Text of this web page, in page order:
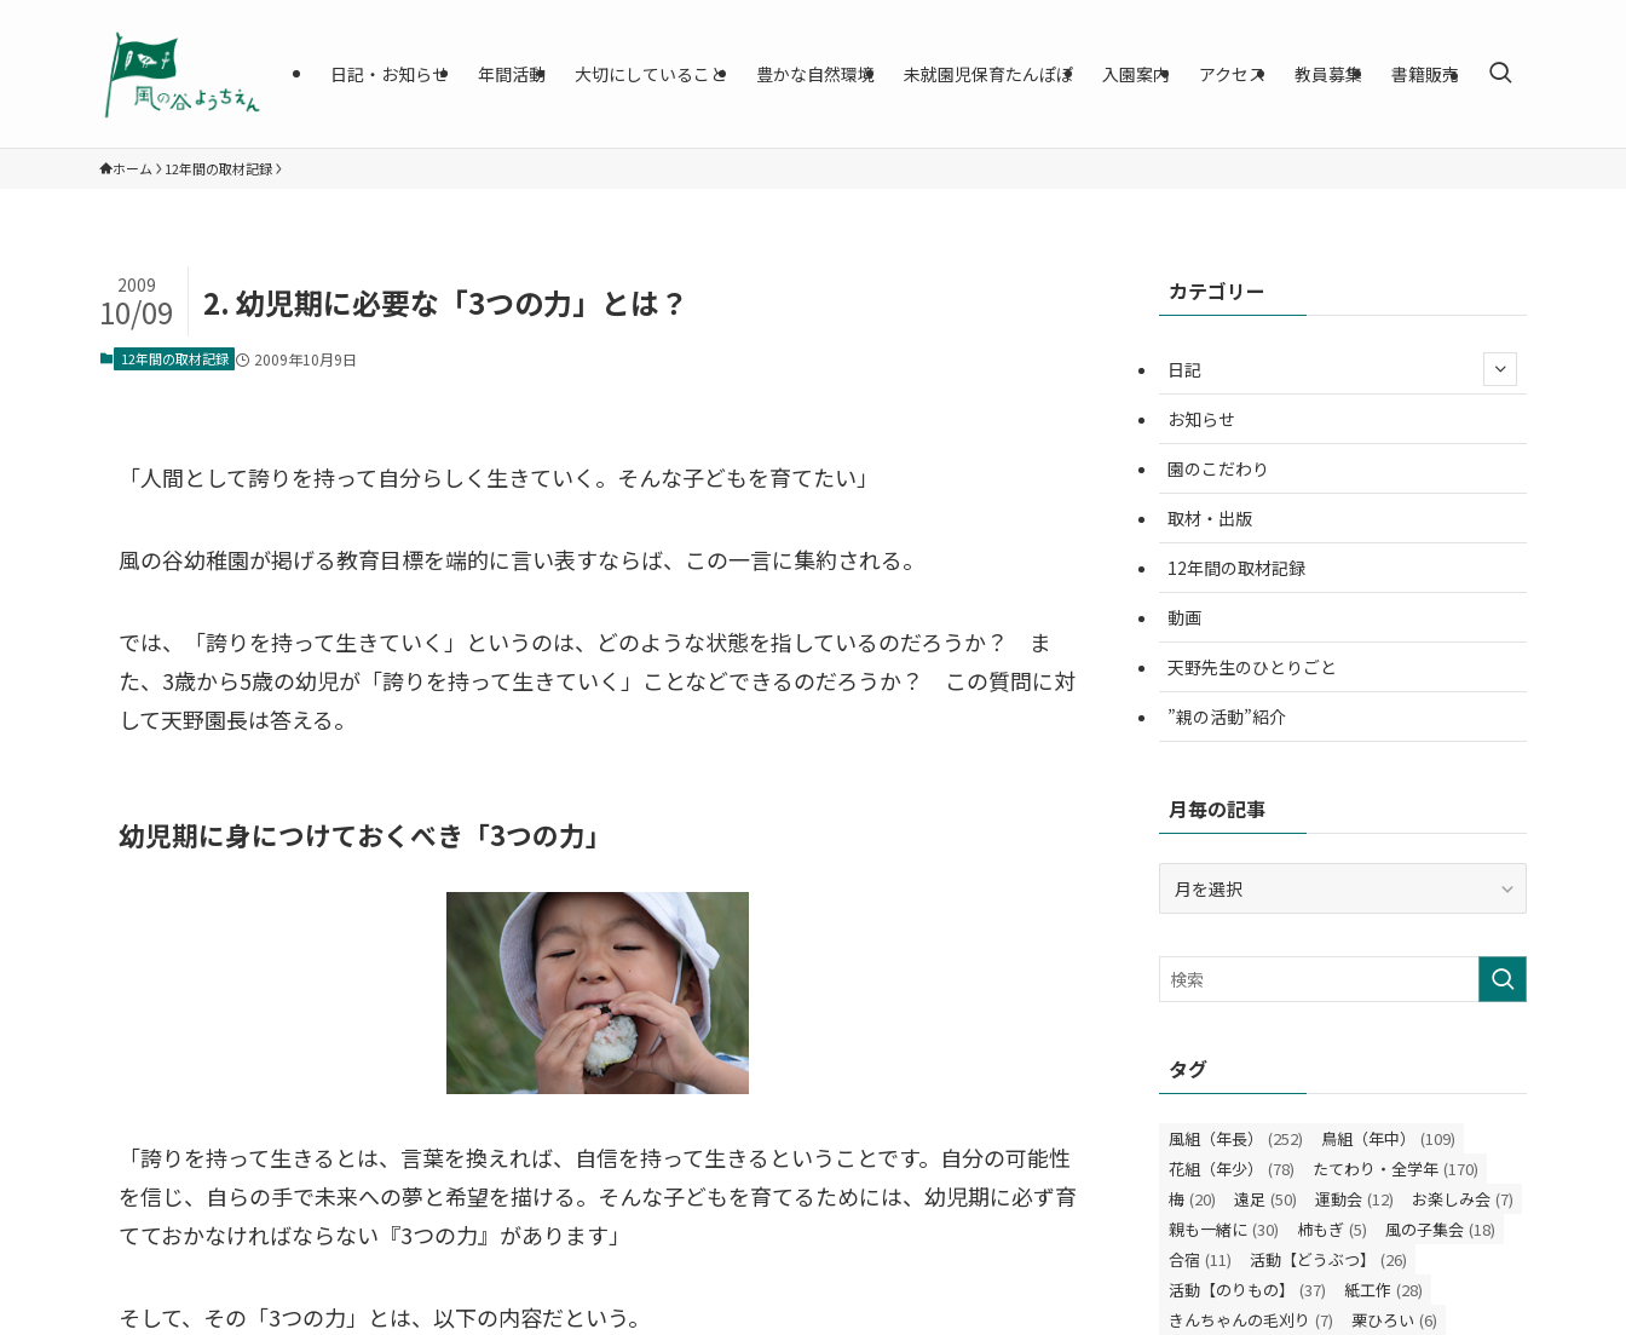
日記・お知らせ 年間活動 大切にしていること 豊かな自然環境 未就園児保育たんぽぽ 入園案内 アクセス 教員募集 書籍販売
ホーム 12年間の取材記録
2. 幼児期に必要な「3つの力」とは？
2009
10/09
12年間の取材記録 2009年10月9日
「人間として誇りを持って自分らしく生きていく。そんな子どもを育てたい」
風の谷幼稚園が掲げる教育目標を端的に言い表すならば、この一言に集約される。
では、「誇りを持って生きていく」というのは、どのような状態を指しているのだろうか？ ま
た、3歳から5歳の幼児が「誇りを持って生きていく」ことなどできるのだろうか？ この質問に対
して天野園長は答える。
幼児期に身につけておくべき「3つの力」
「誇りを持って生きるとは、言葉を換えれば、自信を持って生きるということです。自分の可能性
を信じ、自らの手で未来への夢と希望を描ける。そんな子どもを育てるためには、幼児期に必ず育
てておかなければならない『3つの力』があります」
そして、その「3つの力」とは、以下の内容だという。
カテゴリー
日記
お知らせ
園のこだわり
取材・出版
12年間の取材記録
動画
天野先生のひとりごと
”親の活動”紹介
月毎の記事
記
事
タグ
風組（年長） (252) 鳥組（年中）
(109)
花組（年少）
(78) たてわり・全学年 (170)
梅 (20) 遠足 (50) 運動会 (12) お楽しみ会 (7)
親も一緒に (30) 柿もぎ (5) 風の子集会 (18)
合宿 (11) 活動【どうぶつ】
(26)
活動【のりもの】
(37) 紙工作 (28)
きんちゃんの毛刈り (7) 栗ひろい (6)